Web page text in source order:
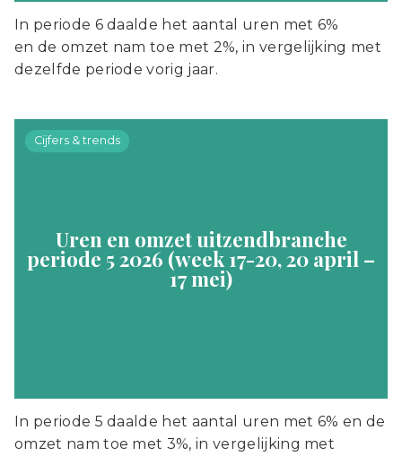
In periode 6 daalde het aantal uren met 6%
en de omzet nam toe met 2%, in vergelijking met
dezelfde periode vorig jaar.
Cijfers & trends
Uren en omzet uitzendbranche
periode 5 2026 (week 17-20, 20 april –
17 mei)
In periode 5 daalde het aantal uren met 6% en de
omzet nam toe met 3%, in vergelijking met